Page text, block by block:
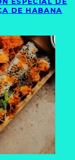
DE HABANA